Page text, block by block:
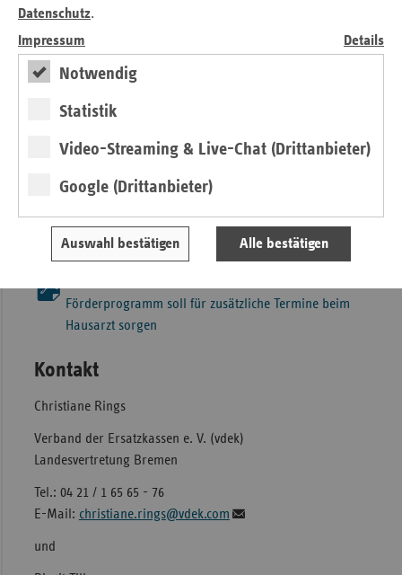
Datenschutz.
Impressum
Details
Notwendig
Statistik
Video-Streaming & Live-Chat (Drittanbieter)
Google (Drittanbieter)
Auswahl bestätigen Alle bestätigen
„Das Förderpaket setzt an mehreren Stellen an: Es schafft
einen Anreiz für Hausärzte und Hausärztinnen, sich in den
Stadtteilen niederzulassen, wo sie gebraucht werden.
Gleichzeitig wird die Mehrarbeit der aktuell dort tätigen
Praxen kompensiert. Durch die Vermittlung über die
Patienten ohne eine aktuelle versorgende Hausarztpraxis
Bernhard Rochell und Peter Kurt Josenhans.
Die Förderung ist zunächst befristet. Das Programm wird
evaluiert.
Förderprogramm soll für zusätzliche Termine beim
Hausarzt sorgen
Kontakt
Christiane Rings
Verband der Ersatzkassen e. V. (vdek)
Landesvertretung Bremen
Tel.: 04 21 / 1 65 65 - 76
E-Mail: christiane.rings@vdek.com
und